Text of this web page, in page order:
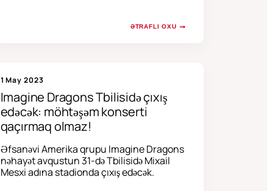
ƏTRAFLI OXU
1 May 2023
Imagine Dragons Tbilisidə çıxış
edəcək: möhtəşəm konserti
qaçırmaq olmaz!
Əfsanəvi Amerika qrupu Imagine Dragons
nəhayət avqustun 31-də Tbilisidə Mixail
Mesxi adına stadionda çıxış edəcək.